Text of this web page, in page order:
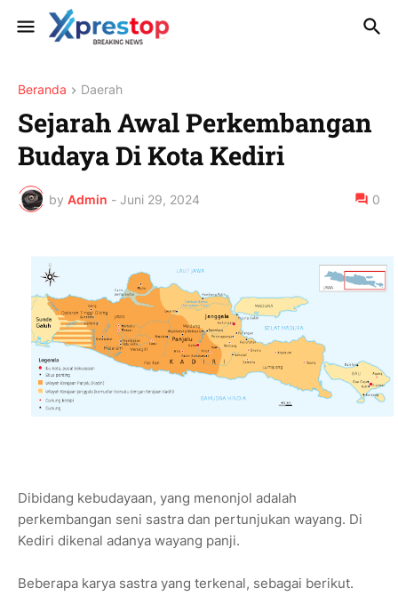
Beranda Daerah
Sejarah Awal Perkembangan
Budaya Di Kota Kediri
by Admin - Juni 29, 2024 0
Dibidang kebudayaan, yang menonjol adalah
perkembangan seni sastra dan pertunjukan wayang. Di
Kediri dikenal adanya wayang panji.
Beberapa karya sastra yang terkenal, sebagai berikut.